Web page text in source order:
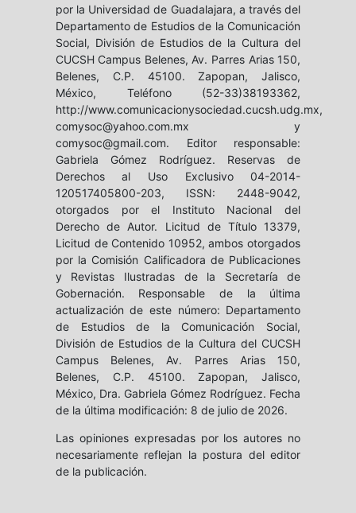
por la Universidad de Guadalajara, a través del
Departamento de Estudios de la Comunicación
Social, División de Estudios de la Cultura del
CUCSH Campus Belenes, Av. Parres Arias 150,
Belenes, C.P. 45100. Zapopan, Jalisco,
México, Teléfono (52-33)38193362,
http://www.comunicacionysociedad.cucsh.udg.mx,
comysoc@yahoo.com.mx y
comysoc@gmail.com. Editor responsable:
Gabriela Gómez Rodríguez. Reservas de
Derechos al Uso Exclusivo 04-2014-
120517405800-203, ISSN: 2448-9042,
otorgados por el Instituto Nacional del
Derecho de Autor. Licitud de Título 13379,
Licitud de Contenido 10952, ambos otorgados
por la Comisión Calificadora de Publicaciones
y Revistas Ilustradas de la Secretaría de
Gobernación. Responsable de la última
actualización de este número: Departamento
de Estudios de la Comunicación Social,
División de Estudios de la Cultura del CUCSH
Campus Belenes, Av. Parres Arias 150,
Belenes, C.P. 45100. Zapopan, Jalisco,
México, Dra. Gabriela Gómez Rodríguez. Fecha
de la última modificación: 8 de julio de 2026.
Las opiniones expresadas por los autores no
necesariamente reflejan la postura del editor
de la publicación.